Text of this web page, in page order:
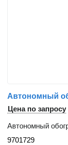
Цена по запросу
Автономный
9701729